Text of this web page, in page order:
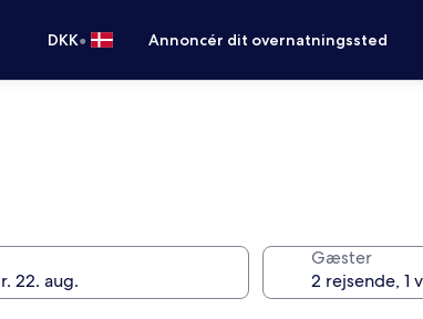
DKK• Annoncér dit overnatningssted
Gæster